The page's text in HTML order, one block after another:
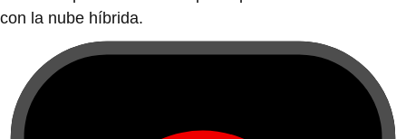
Red Hat OpenShift
Diseña, moderniza e implementa aplicaciones según
tus necesidades.